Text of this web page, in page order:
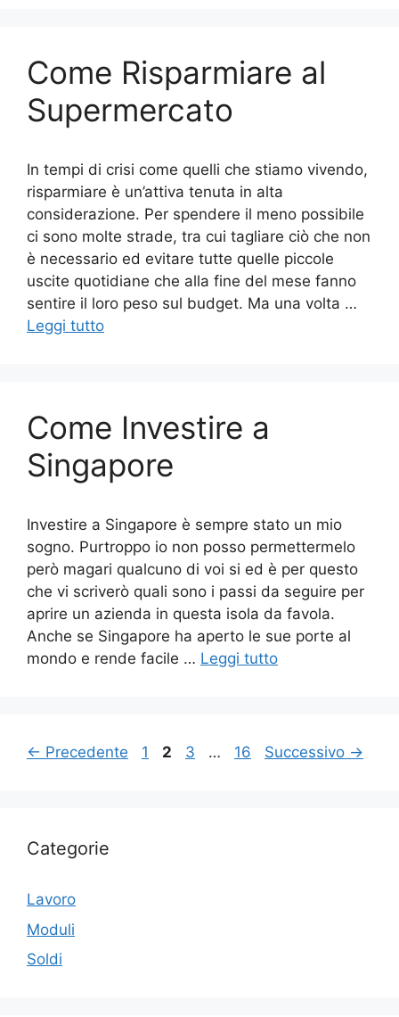
Come Risparmiare al
Supermercato
In tempi di crisi come quelli che stiamo vivendo,
risparmiare è un’attiva tenuta in alta
considerazione. Per spendere il meno possibile
ci sono molte strade, tra cui tagliare ciò che non
è necessario ed evitare tutte quelle piccole
uscite quotidiane che alla fine del mese fanno
sentire il loro peso sul budget. Ma una volta …
Leggi tutto
Come Investire a
Singapore
Investire a Singapore è sempre stato un mio
sogno. Purtroppo io non posso permettermelo
però magari qualcuno di voi si ed è per questo
che vi scriverò quali sono i passi da seguire per
aprire un azienda in questa isola da favola.
Anche se Singapore ha aperto le sue porte al
mondo e rende facile … Leggi tutto
← Precedente Pagina
1 Pagina
2 Pagina
3 … Pagina
16 Successivo →
Categorie
Lavoro
Moduli
Soldi